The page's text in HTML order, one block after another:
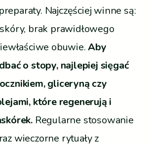
Najczęściej winne są:
brak prawidłowego
obuwie.Aby
o stopy, najlepiej sięgać
gliceryną czy
które regenerują i
Regularne stosowanie
wieczorne rytuały z